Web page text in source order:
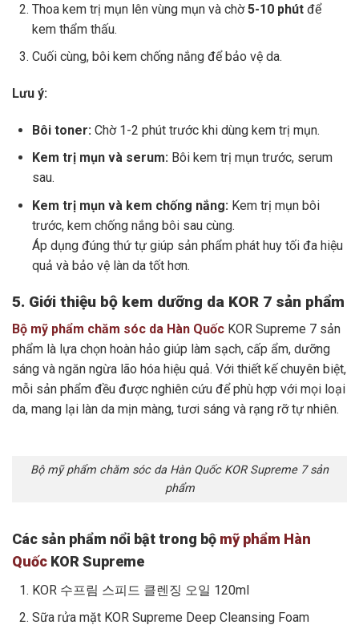
Thoa kem trị mụn lên vùng mụn và chờ5-10 phút để
kem thẩm thấu.
Cuối cùng, bôi kem chống nắng để bảo vệ da.
Lưu ý:
Bôi toner: Chờ 1-2 phút trước khi dùng kem trị mụn.
Kem trị mụn và serum: Bôi kem trị mụn trước, serum
sau.
Kem trị mụn và kem chống nắng: Kem trị mụn bôi
trước, kem chống nắng bôi sau cùng.
Áp dụng đúng thứ tự giúp sản phẩm phát huy tối đa hiệu
quả và bảo vệ làn da tốt hơn.
5. Giới thiệu bộ kem dưỡng da KOR 7 sản phẩm
Bộ mỹ phẩm chăm sóc da Hàn Quốc KOR Supreme 7 sản
phẩm là lựa chọn hoàn hảo giúp làm sạch, cấp ẩm, dưỡng
sáng và ngăn ngừa lão hóa hiệu quả. Với thiết kế chuyên biệt,
mỗi sản phẩm đều được nghiên cứu để phù hợp với mọi loại
da, mang lại làn da mịn màng, tươi sáng và rạng rỡ tự nhiên.
Bộ mỹ phẩm chăm sóc da Hàn Quốc KOR Supreme 7 sản
phẩm
Các sản phẩm nổi bật trong bộ mỹ phẩm Hàn
Quốc KOR Supreme
KOR 수프림 스피드 클렌징 오일 120ml
Sữa rửa mặt KOR Supreme Deep Cleansing Foam